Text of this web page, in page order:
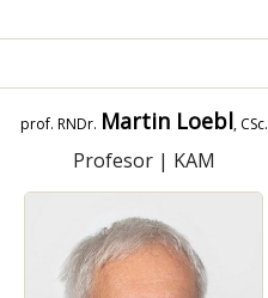
prof. RNDr. Martin Loebl, CSc.
Profesor| KAM